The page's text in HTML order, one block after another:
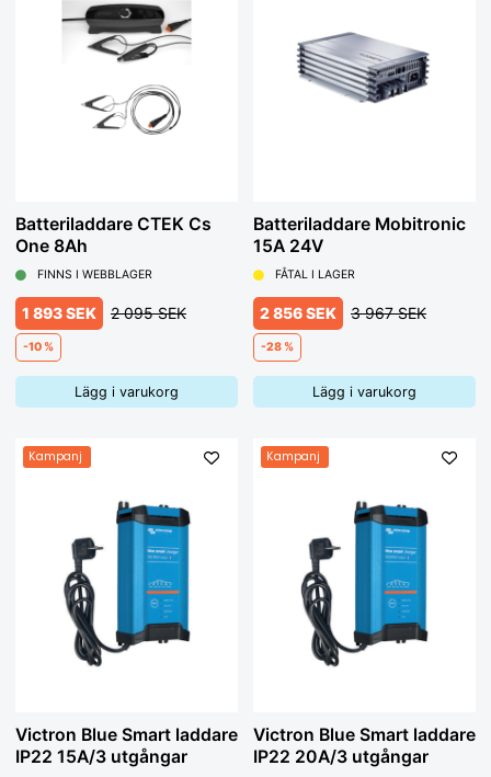
Batteriladdare CTEK Cs
One 8Ah
FINNS I WEBBLAGER
1 893 SEK 2 095 SEK
-10 %
Lägg i varukorg
Batteriladdare Mobitronic
15A 24V
FÅTAL I LAGER
2 856 SEK 3 967 SEK
-28 %
Lägg i varukorg
Kampanj
Victron Blue Smart laddare
IP22 15A/3 utgångar
Kampanj
Victron Blue Smart laddare
IP22 20A/3 utgångar